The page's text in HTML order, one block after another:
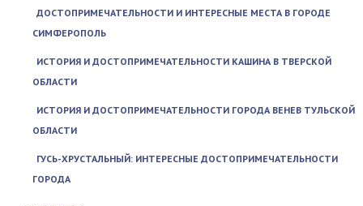
ДОСТОПРИМЕЧАТЕЛЬНОСТИ И ИНТЕРЕСНЫЕ МЕСТА В ГОРОДЕ
СИМФЕРОПОЛЬ
ИСТОРИЯ И ДОСТОПРИМЕЧАТЕЛЬНОСТИ КАШИНА В ТВЕРСКОЙ
ОБЛАСТИ
ИСТОРИЯ И ДОСТОПРИМЕЧАТЕЛЬНОСТИ ГОРОДА ВЕНЕВ ТУЛЬСКОЙ
ОБЛАСТИ
ГУСЬ-ХРУСТАЛЬНЫЙ: ИНТЕРЕСНЫЕ ДОСТОПРИМЕЧАТЕЛЬНОСТИ
ГОРОДА